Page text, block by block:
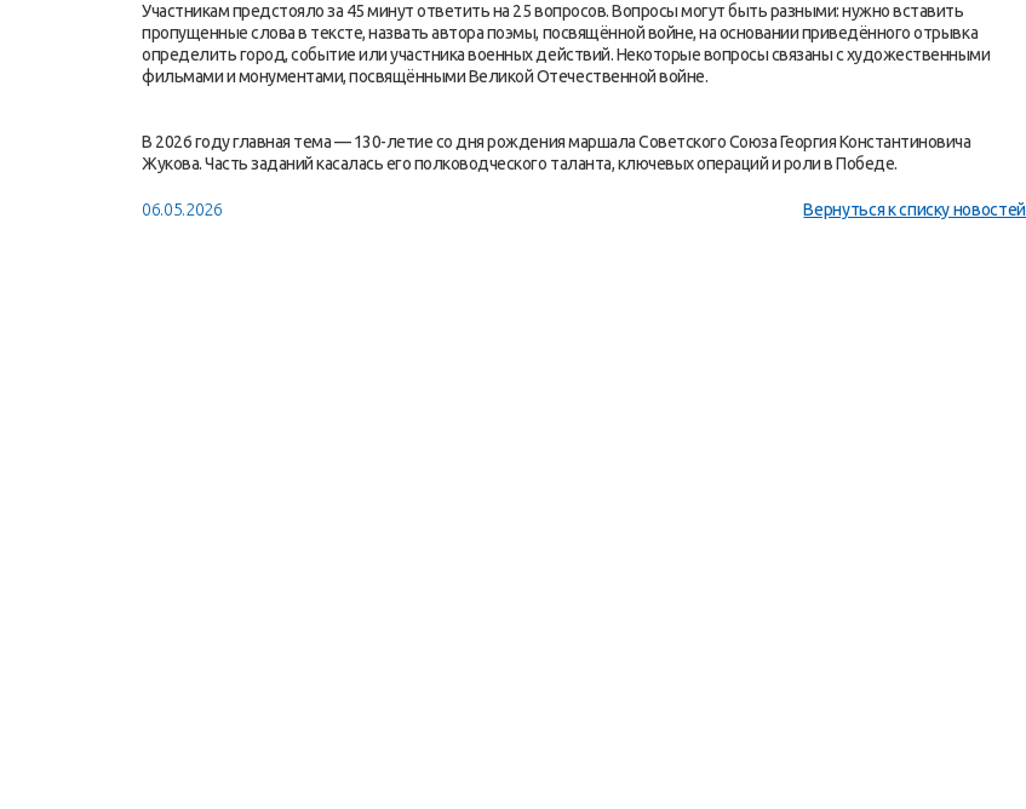
Участникам предстояло за 45 минут ответить на 25 вопросов. Вопросы могут быть разными: нужно вставить
пропущенные слова в тексте, назвать автора поэмы, посвящённой войне, на основании приведённого отрывка
определить город, событие или участника военных действий. Некоторые вопросы связаны с художественными
фильмами и монументами, посвящёнными Великой Отечественной войне.
В 2026 году главная тема — 130-летие со дня рождения маршала Советского Союза Георгия Константиновича
Жукова. Часть заданий касалась его полководческого таланта, ключевых операций и роли в Победе.
06.05.2026 Вернуться к списку новостей